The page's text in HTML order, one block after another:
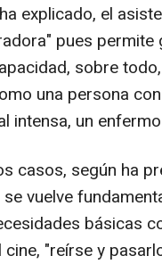
explicado, el
pues permite
sobre
una persona
intensa, un
casos, según ha
vuelve
básicas
cine, "reírse y